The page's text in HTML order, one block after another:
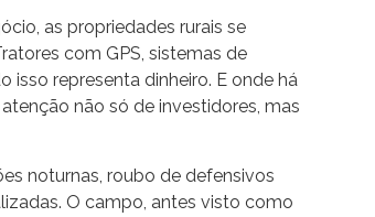
as propriedades rurais se
com GPS, sistemas de
representa dinheiro. E onde há
não só de investidores, mas
noturnas, roubo de defensivos
O campo, antes visto como